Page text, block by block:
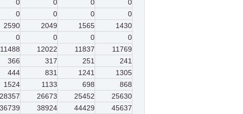
0 0 0
0
0 0 0
0
2590 2049 1565
1430
0 0 0
0
11488 12022 11837
11769
366 317 251
241
444 831 1241
1305
1524 1133 698
868
28357 26673 25452
25630
36739 38924 44429
45637